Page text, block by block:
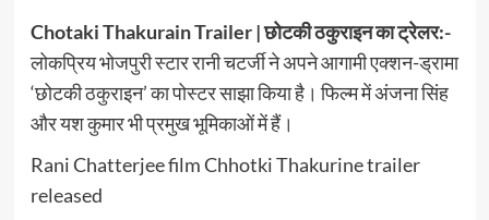
Chotaki Thakurain Trailer | छोटकी ठकुराइन का ट्रेलर:-
लोकप्रिय भोजपुरी स्टार रानी चटर्जी ने अपने आगामी एक्शन-ड्रामा
‘छोटकी ठकुराइन’ का पोस्टर साझा किया है। फिल्म में अंजना सिंह
और यश कुमार भी प्रमुख भूमिकाओं में हैं।
Rani Chatterjee film Chhotki Thakurine trailer
released